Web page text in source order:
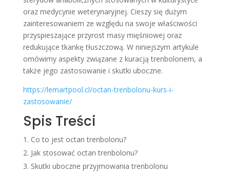
oraz medycynie weterynaryjnej. Cieszy się dużym
zainteresowaniem ze względu na swoje właściwości
przyspieszające przyrost masy mięśniowej oraz
redukujące tkankę tłuszczową. W niniejszym artykule
omówimy aspekty związane z kuracją trenbolonem, a
także jego zastosowanie i skutki uboczne.
https://lemartpool.cl/octan-trenbolonu-kurs-i-
zastosowanie/
Spis Treści
Co to jest octan trenbolonu?
Jak stosować octan trenbolonu?
Skutki uboczne przyjmowania trenbolonu